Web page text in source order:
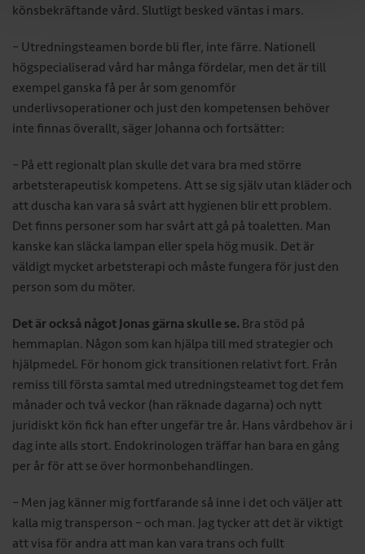
könsbekräftande vård. Slutligt besked väntas i mars.
– Utredningsteamen borde bli fler, inte färre. Nationell
högspecialiserad vård har många fördelar, men det är till
exempel ganska få per år som genomför
underlivsoperationer och just den kompetensen behöver
inte finnas överallt, säger Johanna och fortsätter:
– På ett regionalt plan skulle det vara bra med större
arbetsterapeutisk kompetens. Att se sig själv utan kläder och
att duscha kan vara så svårt att hygienen blir ett problem.
Det finns personer som har svårt att gå på toaletten. Man
kanske kan släcka lampan eller spela hög musik. Det är
väldigt mycket arbetsterapi och måste fungera för just den
person som du möter.
Det är också något Jonas gärna skulle se. Bra stöd på
hemmaplan. Någon som kan hjälpa till med strategier och
hjälpmedel. För honom gick transitionen relativt fort. Från
remiss till första samtal med utredningsteamet tog det fem
månader och två veckor (han räknade dagarna) och nytt
juridiskt kön fick han efter ungefär tre år. Hans vårdbehov är i
dag inte alls stort. Endokrinologen träffar han bara en gång
per år för att se över hormonbehandlingen.
– Men jag känner mig fortfarande så inne i det och väljer att
kalla mig transperson – och man. Jag tycker att det är viktigt
att visa för andra att man kan vara trans och fullt